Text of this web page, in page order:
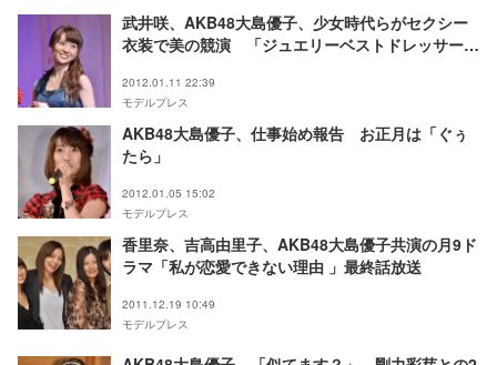
武井咲、AKB48大島優子、少女時代らがセクシー
衣装で美の競演 「ジュエリーベストドレッサー
2012.01.11 22:39
モデルプレス
AKB48大島優子、仕事始め報告 お正月は「ぐぅ
たら」
2012.01.05 15:02
モデルプレス
香里奈、吉高由里子、AKB48大島優子共演の月9ド
ラマ「私が恋愛できない理由 」最終話放送
2011.12.19 10:49
モデルプレス